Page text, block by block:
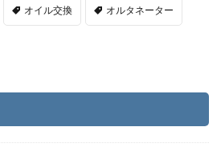
オイル交換 オルタネーター